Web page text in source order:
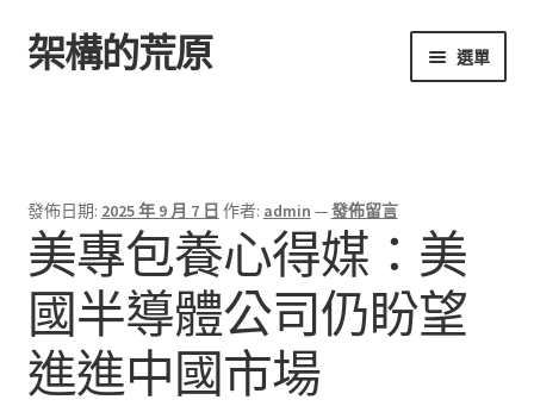
跳
至
跳
至
架構的荒原 選單
發佈日期: 2025 年 9 月 7 日 作者: admin —發佈留言
美專包養心得媒：美
國半導體公司仍盼望
進進中國市場